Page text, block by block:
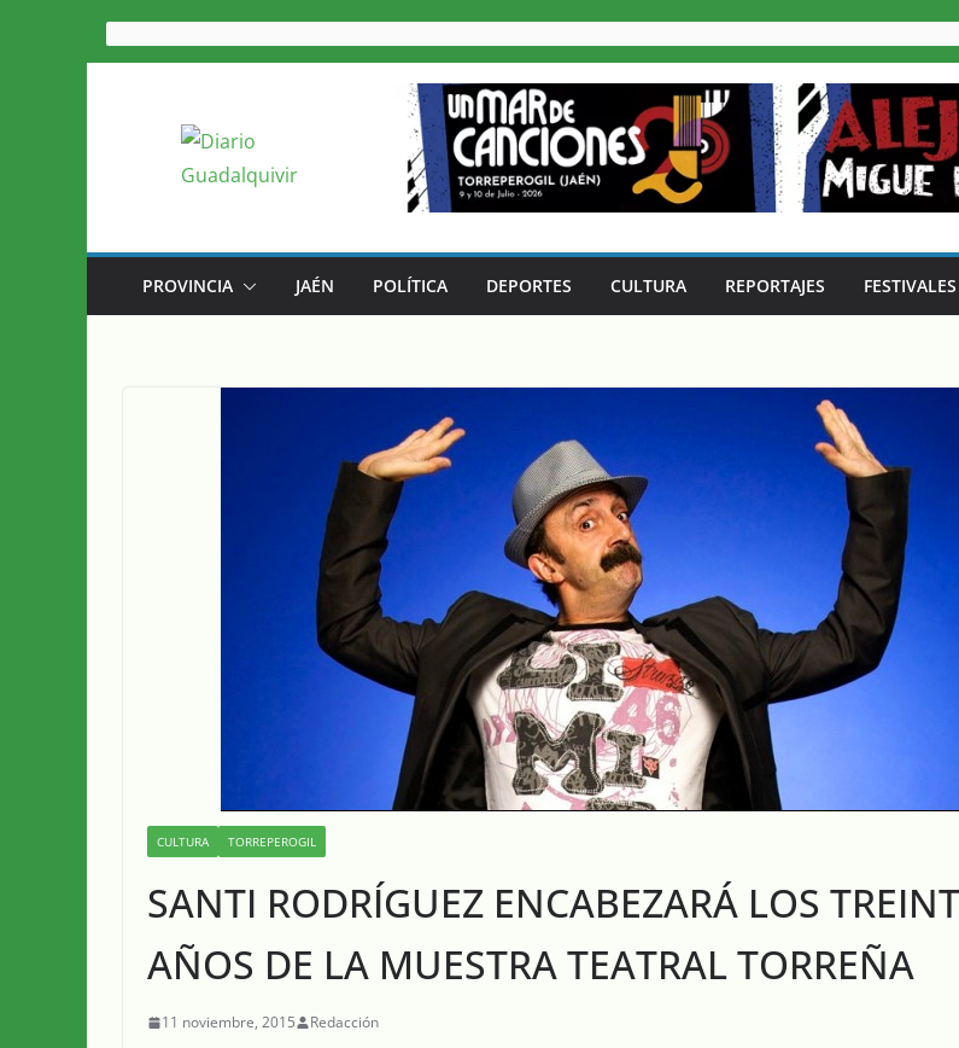
Saltar
al
PROVINCIA JAÉN POLÍTICA DEPORTES CULTURA REPORTAJES FESTIVALES
CULTURA TORREPEROGIL
SANTI RODRÍGUEZ ENCABEZARÁ LOS
AÑOS DE LA MUESTRA TEATRAL TORREÑA
11 noviembre, 2015 Redacción